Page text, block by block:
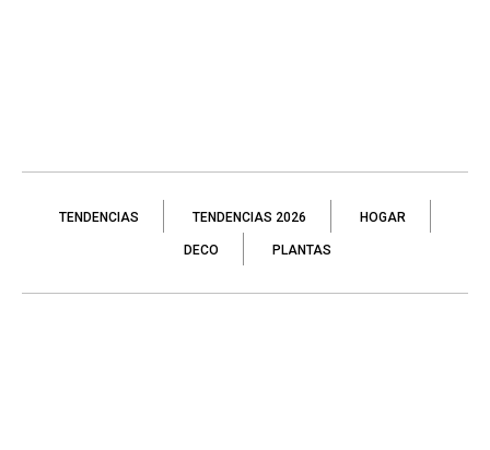
TENDENCIAS TENDENCIAS 2026 HOGAR
DECO PLANTAS